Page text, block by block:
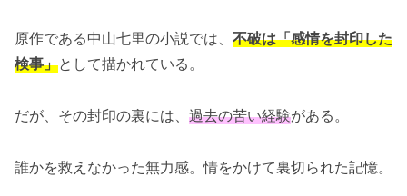
原作である中山七里の小説では、 不破は「感情を封印した
検事」として描かれている。
だが、その封印の裏には、 過去の苦い経験がある。
誰かを救えなかった無力感。情をかけて裏切られた記憶。